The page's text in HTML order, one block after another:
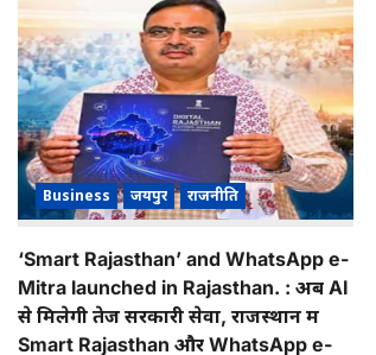
Business जयपुर राजनीति
‘Smart Rajasthan’ and WhatsApp e-
Mitra launched in Rajasthan. : अब AI
से मिलेगी तेज सरकारी सेवा, राजस्थान में
Smart Rajasthan और WhatsApp e-